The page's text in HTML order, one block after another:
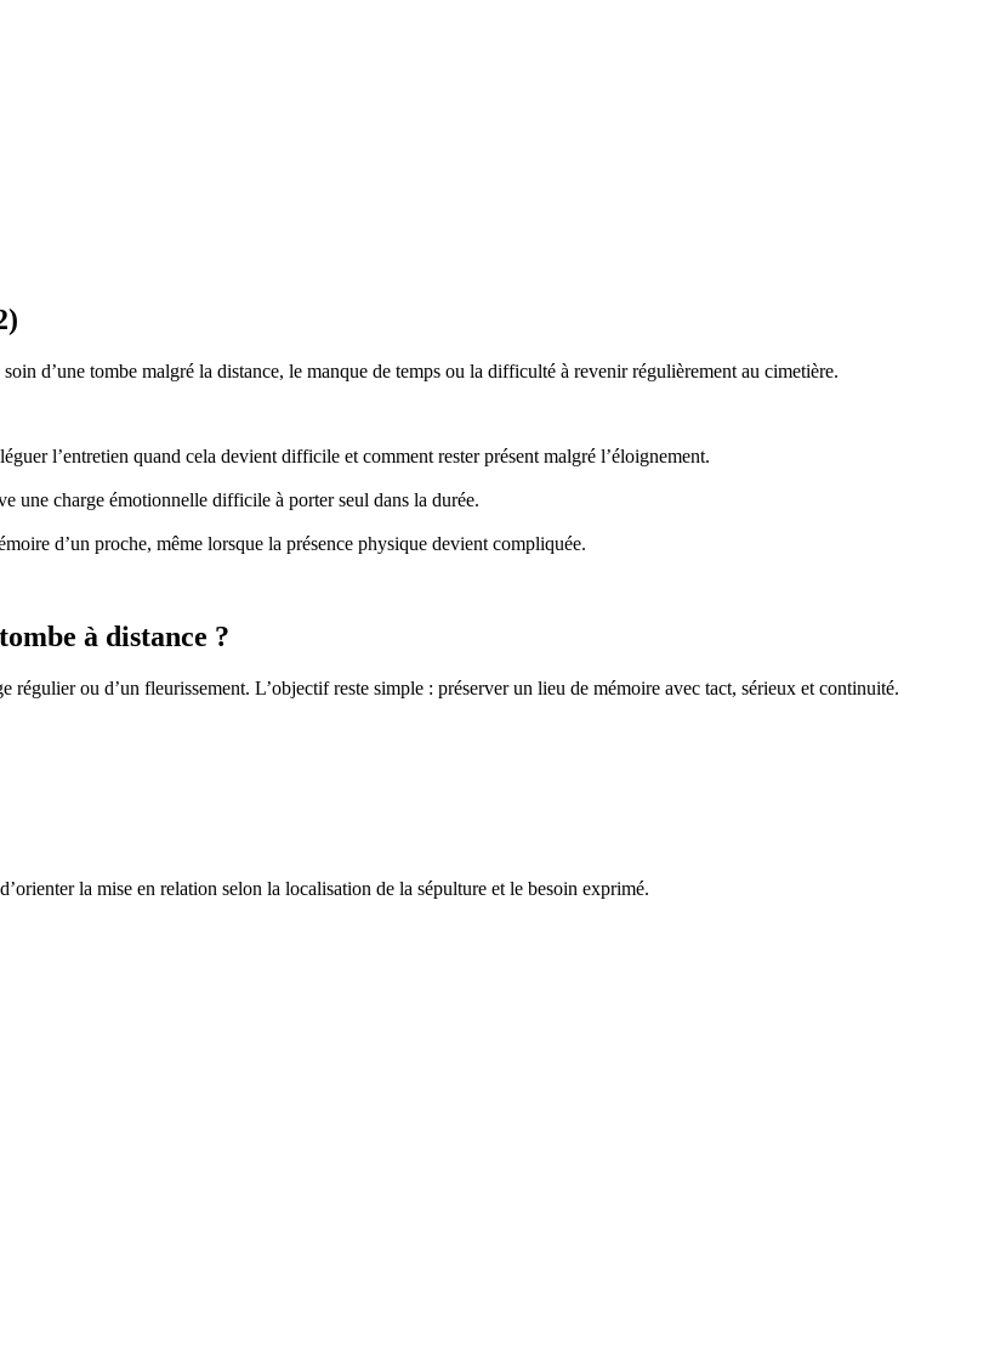
d’une tombe malgré la distance, le manque de temps ou la difficulté à revenir régulièrement au cimetière.
l’entretien quand cela devient difficile et comment rester présent malgré l’éloignement.
une charge émotionnelle difficile à porter seul dans la durée.
d’un proche, même lorsque la présence physique devient compliquée.
à distance ?
régulier ou d’un fleurissement. L’objectif reste simple : préserver un lieu de mémoire avec tact, sérieux et continuité.
la mise en relation selon la localisation de la sépulture et le besoin exprimé.